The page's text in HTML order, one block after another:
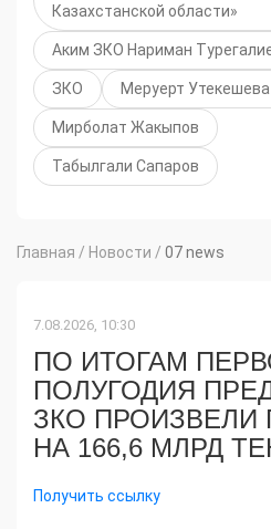
Казахстанской области»
Аким ЗКО Нариман
ЗКО Меруерт Утекешева
Мирболат Жакыпов
Табылгали Сапаров
Главная / Новости / 07 news
7.08.2026, 10:30
ПО ИТОГАМ
ПОЛУГОДИЯ
ЗКО ПРОИЗВЕЛИ
НА 166,6 МЛРД
Получить ссылку